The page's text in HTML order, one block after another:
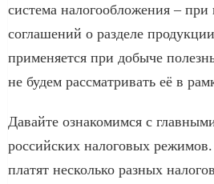
система налогообложения –
соглашений о разделе
применяется при добыче
не будем рассматривать её в
Давайте ознакомимся с
российских налоговых
платят несколько разных